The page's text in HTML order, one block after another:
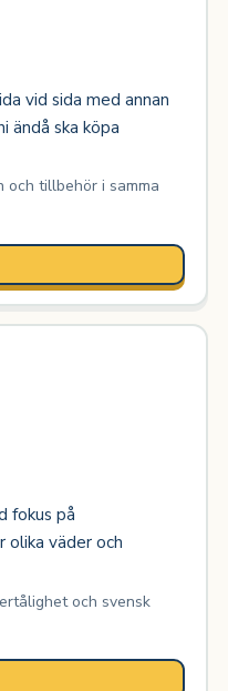
vid sida med annan
ändå ska köpa
tillbehör i samma
fokus på
olika väder och
och svensk